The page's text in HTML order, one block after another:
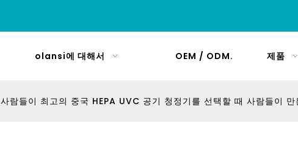
olansi에 대해서 OEM / ODM. 제품
사람들이 최고의 중국 HEPA UVC 공기 청정기를 선택할 때 사람들이 만